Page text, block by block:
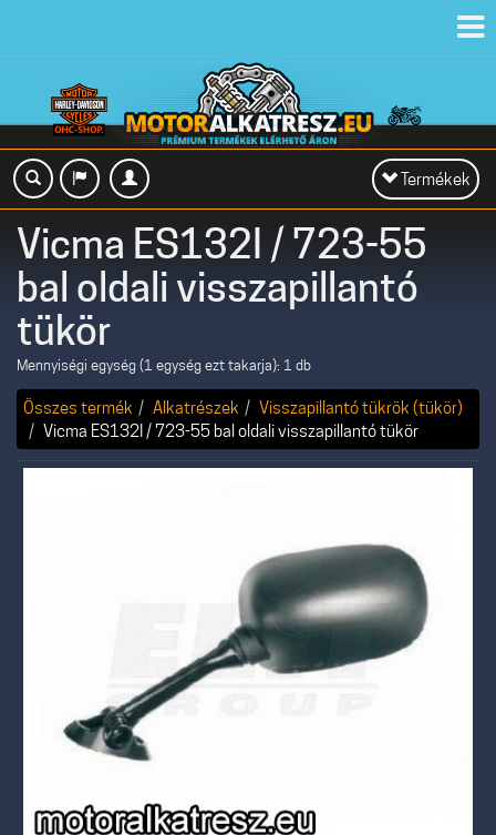
Toggle
navigation
Termékek
Vicma ES132I / 723-55
bal oldali visszapillantó
tükör
Mennyiségi egység (1 egység ezt takarja): 1 db
Összes termék Alkatrészek
Visszapillantó tükrök (tükör)
Vicma ES132I / 723-55 bal oldali visszapillantó tükör